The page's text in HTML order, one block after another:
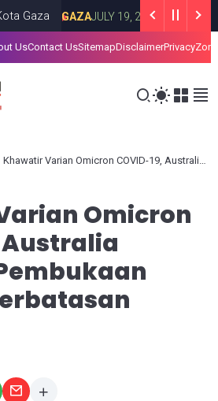
GAZA JULY 19, 2026 Iran
UsContact UsSitemapDisclaimerPrivacy
Khawatir Varian Omicron COVID-19, Australia Hentikan Pembukaan Kembali Perbatasan
Omicron
Australia